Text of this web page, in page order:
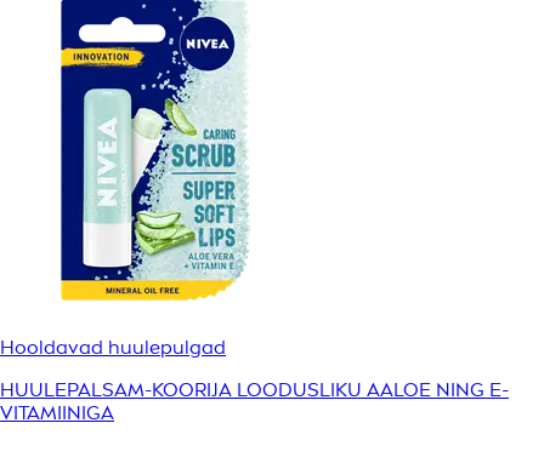
Hooldavad huulepulgad
HUULEPALSAM-KOORIJA LOODUSLIKU AALOE NING E-
VITAMIINIGA